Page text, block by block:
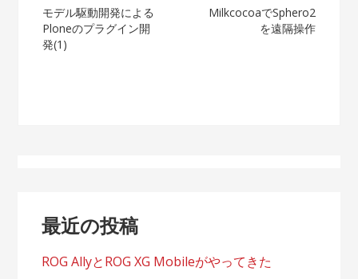
投
稿
ョ
ン
モデル駆動開発による
Ploneのプラグイン開
発(1)
MilkcocoaでSphero2
を遠隔操作
最近の投稿
ROG AllyとROG XG Mobileがやってきた